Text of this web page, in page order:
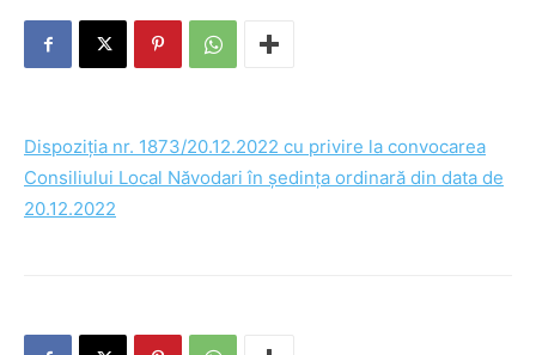
Dispoziția nr. 1873/20.12.2022 cu privire la convocarea
Consiliului Local Năvodari în ședința ordinară din data de
20.12.2022